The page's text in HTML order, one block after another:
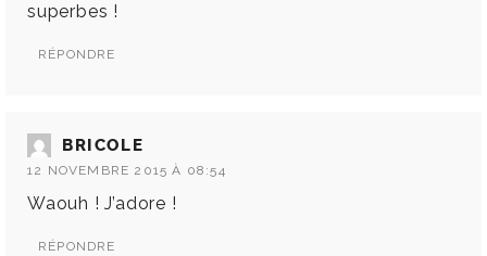
superbes !
RÉPONDRE
BRICOLE
12 NOVEMBRE 2015 À 08:54
Waouh ! J’adore !
RÉPONDRE